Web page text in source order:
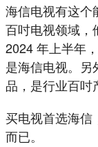
海信电视有这个
百吋电视领域，
2024 年上半年
是海信电视。
品，是行业百吋
买电视首选海信
而已。